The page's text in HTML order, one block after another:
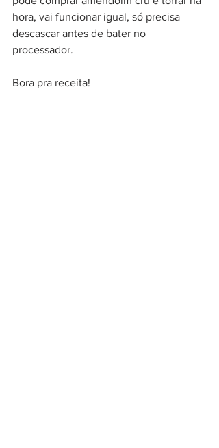
hora, vai funcionar igual, só precisa
descascar antes de bater no
processador.
Bora pra receita!